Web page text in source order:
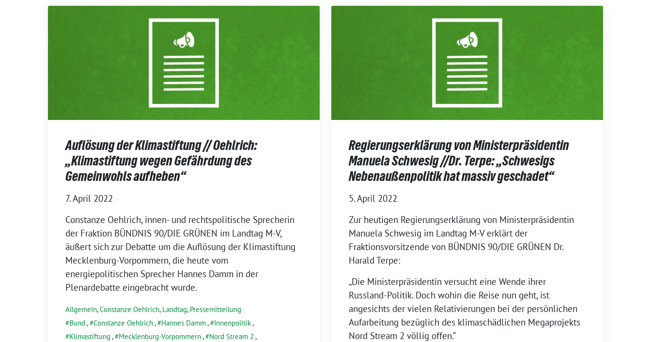
Auflösung der Klimastiftung // Oehlrich:
„Klimastiftung wegen Gefährdung des
Gemeinwohls aufheben“
7. April 2022
Constanze Oehlrich, innen- und rechtspolitische Sprecherin
der Fraktion BÜNDNIS 90/DIE GRÜNEN im Landtag M-V,
äußert sich zur Debatte um die Auflösung der Klimastiftung
Mecklenburg-Vorpommern, die heute vom
energiepolitischen Sprecher Hannes Damm in der
Plenardebatte eingebracht wurde.
Allgemein,Constanze Oehlrich, Landtag, Pressemitteilung
Bund , Constanze Oehlrich, Hannes Damm, Innenpolitik,
Klimastiftung , Mecklenburg-Vorpommern, Nord Stream 2 ,
Regierungserklärung von Ministerpräsidentin
Manuela Schwesig //Dr. Terpe: „Schwesigs
Nebenaußenpolitik hat massiv geschadet“
5. April 2022
Zur heutigen Regierungserklärung von Ministerpräsidentin
Manuela Schwesig im Landtag M-V erklärt der
Fraktionsvorsitzende von BÜNDNIS 90/DIE GRÜNEN Dr.
Harald Terpe:
„Die Ministerpräsidentin versucht eine Wende ihrer
Russland-Politik. Doch wohin die Reise nun geht, ist
angesichts der vielen Relativierungen bei der persönlichen
Aufarbeitung bezüglich des klimaschädlichen Megaprojekts
Nord Stream 2 völlig offen.“